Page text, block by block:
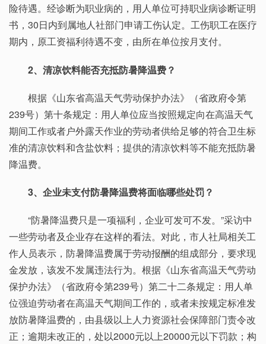
险待遇。经诊断为职业病的，用人单位可持职业病诊断证明
书，30日内到属地人社部门申请工伤认定。工伤职工在医疗
期内，原工资福利待遇不变，由所在单位按月支付。
2、清凉饮料能否充抵防暑降温费？
根据《山东省高温天气劳动保护办法》（省政府令第
239号）第十条规定：用人单位应当按照规定向在高温天气
期间工作或者户外露天作业的劳动者供给足够的符合卫生标
准的清凉饮料和含盐饮料；提供的清凉饮料等不能充抵防暑
降温费。
3、企业未支付防暑降温费将面临哪些处罚？
“防暑降温费只是一项福利，企业可发可不发。”采访中
一些劳动者及企业存在这样的看法。对此，市人社局相关工
作人员表示，防暑降温费属于劳动报酬的组成部分，要求现
金发放，该发不发属违法行为。根据《山东省高温天气劳动
保护办法》（省政府令第239号）第二十二条规定：用人单
位强迫劳动者在高温天气期间工作的，或者未按规定标准发
放防暑降温费的，由县级以上人力资源社会保障部门责令改
正；逾期未改正的，处以2000元以上20000元以下罚款；构